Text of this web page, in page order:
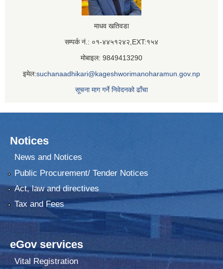
माधव खतिवडा
सम्पर्क नं.: ०१-४४५१२४२,EXT:१५४
मोबाइल: 9849413290
इमेल:suchanaadhikari@kageshworimanoharamun.gov.np
सूचना माग गर्ने निवेदनको ढाँचा
Notices
News and Notices
Public Procurement/ Tender Notices
Act, law and directives
Tax and Fees
eGov services
Vital Registration